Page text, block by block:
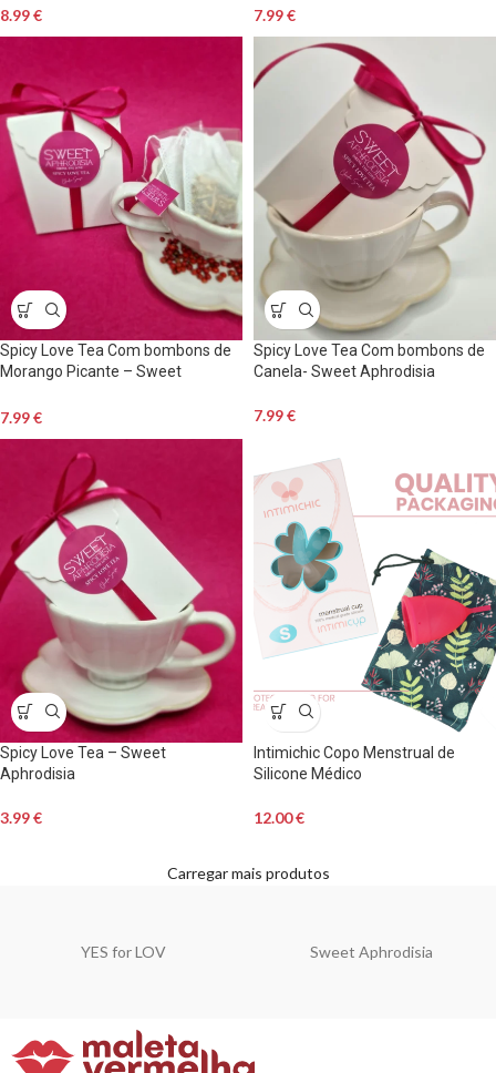
8.99€ 7.99€
Spicy Love Tea Com bombons de
Morango Picante – Sweet
7.99€
Spicy Love Tea Com bombons de
Canela- Sweet Aphrodisia
7.99€
Spicy Love Tea – Sweet
Aphrodisia
3.99€
Intimichic Copo Menstrual de
Silicone Médico
12.00€
Carregar mais produtos
YES for LOV Sweet Aphrodisia